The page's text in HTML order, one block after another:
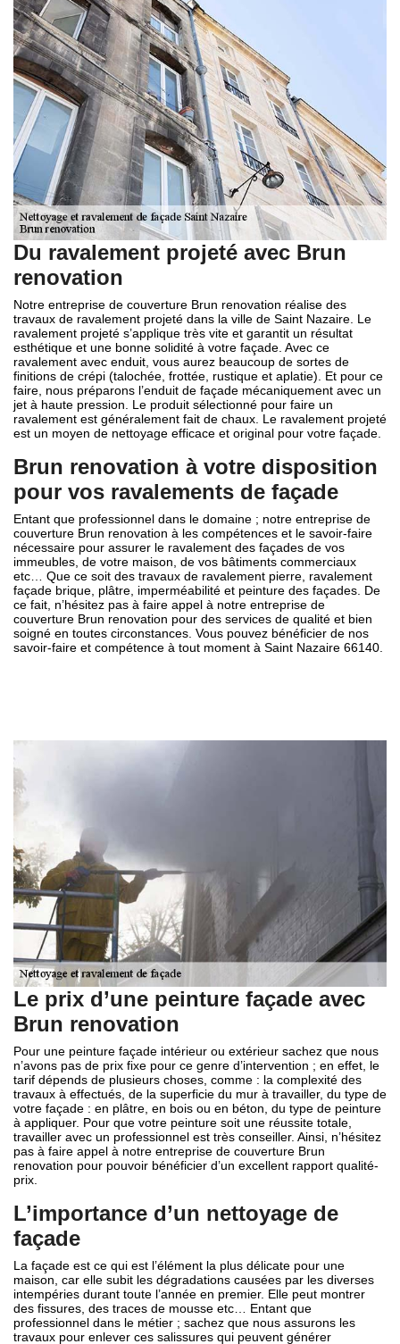
Du ravalement projeté avec Brun
renovation
Notre entreprise de couverture Brun renovation réalise des
travaux de ravalement projeté dans la ville de Saint Nazaire. Le
ravalement projeté s’applique très vite et garantit un résultat
esthétique et une bonne solidité à votre façade. Avec ce
ravalement avec enduit, vous aurez beaucoup de sortes de
finitions de crépi (talochée, frottée, rustique et aplatie). Et pour ce
faire, nous préparons l’enduit de façade mécaniquement avec un
jet à haute pression. Le produit sélectionné pour faire un
ravalement est généralement fait de chaux. Le ravalement projeté
est un moyen de nettoyage efficace et original pour votre façade.
Brun renovation à votre disposition
pour vos ravalements de façade
Entant que professionnel dans le domaine ; notre entreprise de
couverture Brun renovation à les compétences et le savoir-faire
nécessaire pour assurer le ravalement des façades de vos
immeubles, de votre maison, de vos bâtiments commerciaux
etc… Que ce soit des travaux de ravalement pierre, ravalement
façade brique, plâtre, imperméabilité et peinture des façades. De
ce fait, n’hésitez pas à faire appel à notre entreprise de
couverture Brun renovation pour des services de qualité et bien
soigné en toutes circonstances. Vous pouvez bénéficier de nos
savoir-faire et compétence à tout moment à Saint Nazaire 66140.
Le prix d’une peinture façade avec
Brun renovation
Pour une peinture façade intérieur ou extérieur sachez que nous
n’avons pas de prix fixe pour ce genre d’intervention ; en effet, le
tarif dépends de plusieurs choses, comme : la complexité des
travaux à effectués, de la superficie du mur à travailler, du type de
votre façade : en plâtre, en bois ou en béton, du type de peinture
à appliquer. Pour que votre peinture soit une réussite totale,
travailler avec un professionnel est très conseiller. Ainsi, n’hésitez
pas à faire appel à notre entreprise de couverture Brun
renovation pour pouvoir bénéficier d’un excellent rapport qualité-
prix.
L’importance d’un nettoyage de
façade
La façade est ce qui est l’élément la plus délicate pour une
maison, car elle subit les dégradations causées par les diverses
intempéries durant toute l’année en premier. Elle peut montrer
des fissures, des traces de mousse etc… Entant que
professionnel dans le métier ; sachez que nous assurons les
travaux pour enlever ces salissures qui peuvent générer